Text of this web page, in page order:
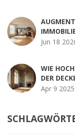
UND
Jun 18
WIE
DER
Apr 9 2025